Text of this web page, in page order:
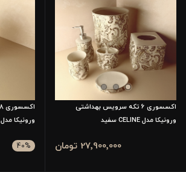
اکسسوری 6 تکه سرویس بهداشتی
ورونیکا مدل CELINE سفید
27٬900٬000 تومان
ورونیکا مدل GLORY قهوه ای
40%